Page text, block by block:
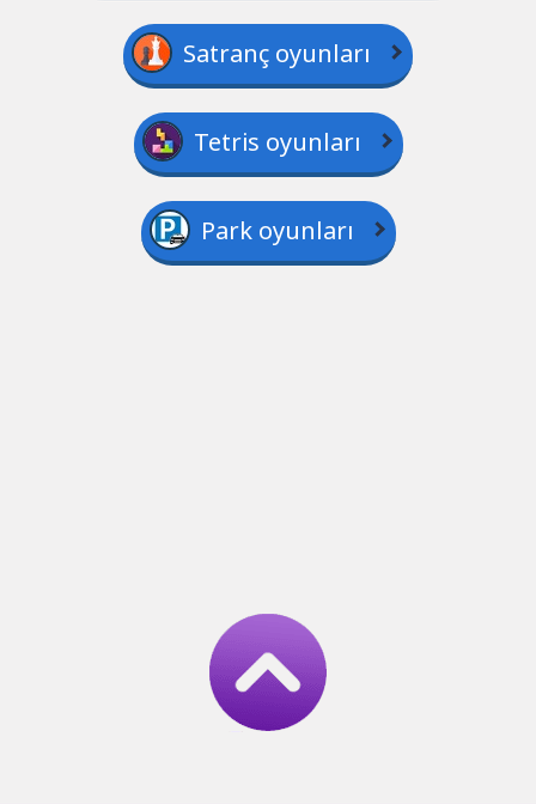
Satranç oyunları
Tetris oyunları
Park oyunları